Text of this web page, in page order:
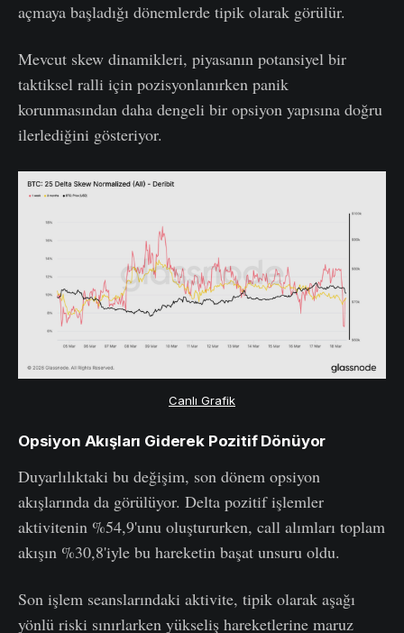
açmaya başladığı dönemlerde tipik olarak görülür.
Mevcut skew dinamikleri, piyasanın potansiyel bir
taktiksel ralli için pozisyonlanırken panik
korunmasından daha dengeli bir opsiyon yapısına doğru
ilerlediğini gösteriyor.
Canlı Grafik
Opsiyon Akışları Giderek Pozitif Dönüyor
Duyarlılıktaki bu değişim, son dönem opsiyon
akışlarında da görülüyor. Delta pozitif işlemler
aktivitenin %54,9'unu oluştururken, call alımları toplam
akışın %30,8'iyle bu hareketin başat unsuru oldu.
Son işlem seanslarındaki aktivite, tipik olarak aşağı
yönlü riski sınırlarken yükseliş hareketlerine maruz